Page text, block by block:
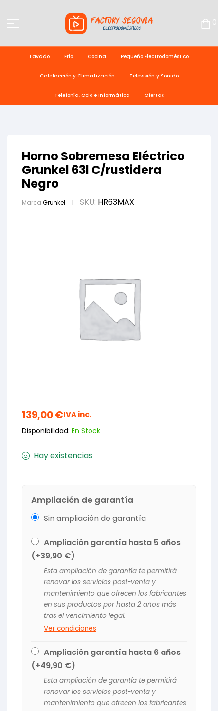
0
Lavado Frío Cocina Pequeño Electrodoméstico
Calefacción y Climatización Televisión y Sonido
Telefonía, Ocio e Informática Ofertas
Horno Sobremesa Eléctrico
Grunkel 63l C/rustidera
Negro
Marca:Grunkel SKU: HR63MAX
139,00€IVA inc.
Disponibilidad: En Stock
Hay existencias
Ampliación de garantía
Sin ampliación de garantía
Ampliación garantía hasta 5 años
(+39,90 €)
Esta ampliación de garantía te permitirá
renovar los servicios post-venta y
mantenimiento que ofrecen los fabricantes
en sus productos por hasta 2 años más
tras el vencimiento legal.
Ver condiciones
Ampliación garantía hasta 6 años
(+49,90 €)
Esta ampliación de garantía te permitirá
renovar los servicios post-venta y
mantenimiento que ofrecen los fabricantes